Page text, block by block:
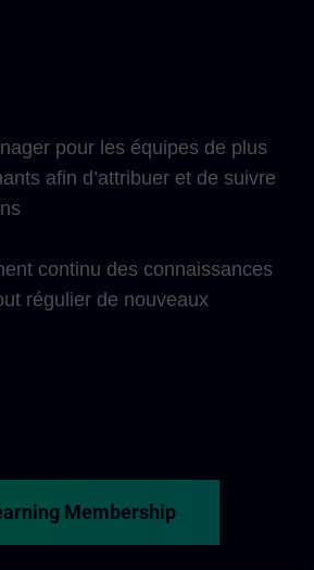
pour les équipes de plus
afin d’attribuer et de suivre
continu des connaissances
régulier de nouveaux
Membership